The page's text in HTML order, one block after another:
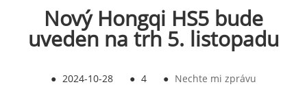
Nový Hongqi HS5 bude
uveden na trh 5. listopadu
● 2024-10-28 ● 4 ● Nechte mi zprávu